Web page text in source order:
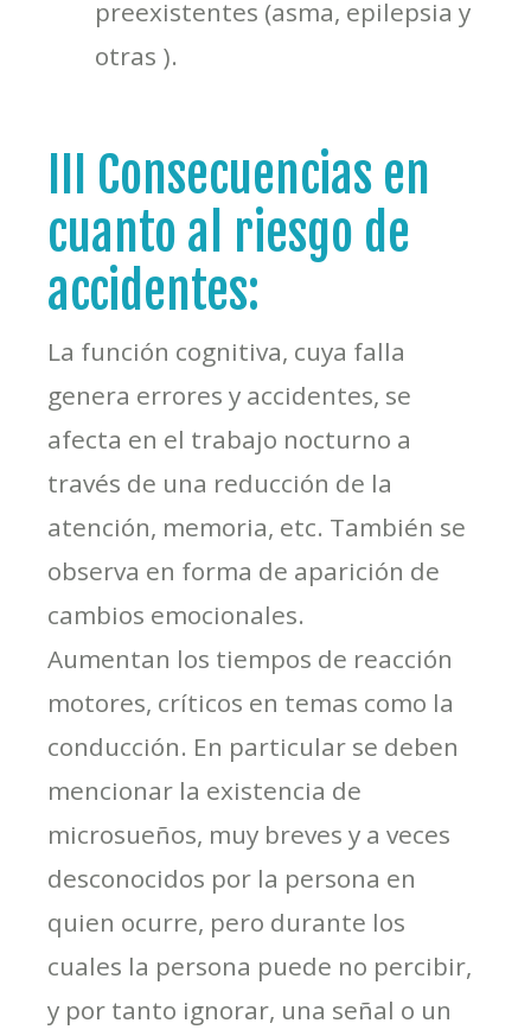
preexistentes (asma, epilepsia y
otras ).
III Consecuencias en
cuanto al riesgo de
accidentes:
La función cognitiva, cuya falla
genera errores y accidentes, se
afecta en el trabajo nocturno a
través de una reducción de la
atención, memoria, etc. También se
observa en forma de aparición de
cambios emocionales.
Aumentan los tiempos de reacción
motores, críticos en temas como la
conducción. En particular se deben
mencionar la existencia de
microsueños, muy breves y a veces
desconocidos por la persona en
quien ocurre, pero durante los
cuales la persona puede no percibir,
y por tanto ignorar, una señal o un